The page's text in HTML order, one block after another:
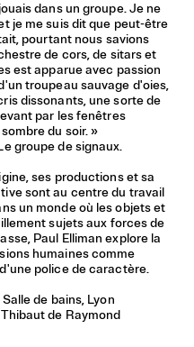
dans un groupe. Je ne
je me suis dit que peut-être
pourtant nous savions
de cors, de sitars et
est apparue avec passion
troupeau sauvage d'oies,
dissonants, une sorte de
par les fenêtres
du soir. »
groupe de signaux.
ses productions et sa
sont au centre du travail
un monde où les objets et
sujets aux forces de
Paul Elliman explore la
humaines comme
police de caractère.
de bains, Lyon
de Raymond